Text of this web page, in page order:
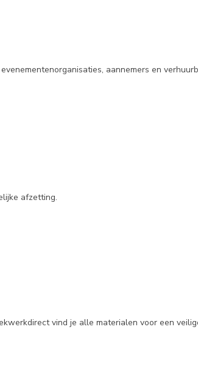
aannemers en
afzetting.
vind je alle materialen voor een